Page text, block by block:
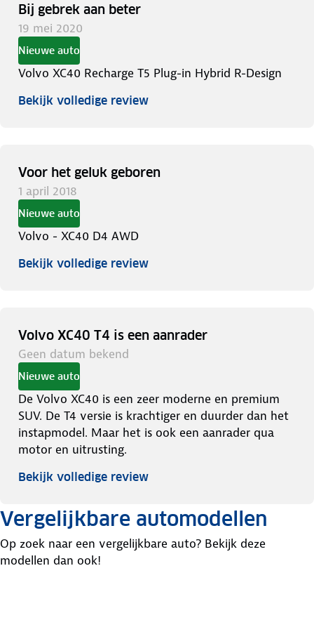
Bij gebrek aan beter
19 mei 2020
Nieuwe auto
Volvo XC40 Recharge T5 Plug-in Hybrid R-Design
Bekijk volledige review
Voor het geluk geboren
1 april 2018
Nieuwe auto
Volvo - XC40 D4 AWD
Bekijk volledige review
Volvo XC40 T4 is een aanrader
Geen datum bekend
Nieuwe auto
De Volvo XC40 is een zeer moderne en premium
SUV. De T4 versie is krachtiger en duurder dan het
instapmodel. Maar het is ook een aanrader qua
motor en uitrusting.
Bekijk volledige review
Vergelijkbare automodellen
Op zoek naar een vergelijkbare auto? Bekijk deze
modellen dan ook!